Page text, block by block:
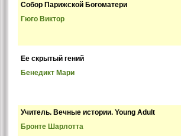
Собор Парижской Богоматери
Гюго Виктор
Ее скрытый гений
Бенедикт Мари
Учитель. Вечные истории. Young Adult
Бронте Шарлотта